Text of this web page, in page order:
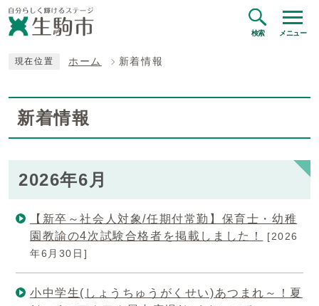
検索 メニュー
現在位置 ホーム 新着情報
新着情報
2026年6月
【新卒～社会人対象/任期付常勤】保育士・幼稚
園教諭の4次試験合格者を掲載しました！
[2026
年6月30日]
小中学生(しょうちゅうがくせい)あつまれ～！夏